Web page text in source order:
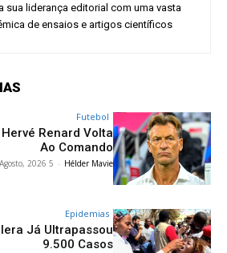
sua liderança editorial com uma vasta
de ensaios e artigos científicos.
Futebol
Renard Volta
Ao Comando
Hélder Mavie
-
5 de Agosto, 2026
Epidemias
Já Ultrapassou
9.500 Casos